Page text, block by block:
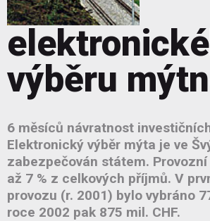
výběru
6 měsíců návratnost
Elektronický výběr mýta je ve
zabezpečován státem.
až 7 % z celkových příjmů. V
provozu (r. 2001) bylo vybráno
roce 2002 pak 875 mil. CHF.